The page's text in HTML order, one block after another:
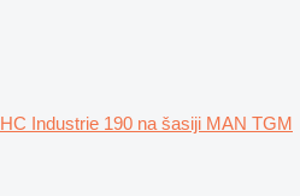
HC Industrie 190 na šasiji MAN TGM